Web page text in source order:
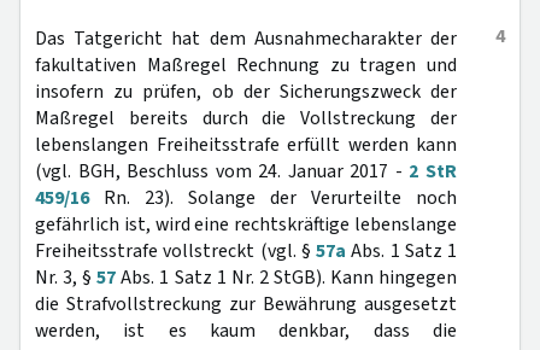
4
Das Tatgericht hat dem Ausnahmecharakter der
fakultativen Maßregel Rechnung zu tragen und
insofern zu prüfen, ob der Sicherungszweck der
Maßregel bereits durch die Vollstreckung der
lebenslangen Freiheitsstrafe erfüllt werden kann
(vgl. BGH, Beschluss vom 24. Januar 2017 - 2 StR
459/16Rn. 23). Solange der Verurteilte noch
gefährlich ist, wird eine rechtskräftige lebenslange
Freiheitsstrafe vollstreckt (vgl. § 57a Abs. 1 Satz 1
Nr. 3, §57Abs. 1 Satz 1 Nr. 2 StGB). Kann hingegen
die Strafvollstreckung zur Bewährung ausgesetzt
werden, ist es kaum denkbar, dass die